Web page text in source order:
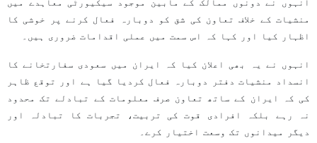
انہوں نے دونوں ممالک کے مابین موجود سیکیورٹی معاہدے میں
منشیات کے خلاف تعاون کی شق کو دوبارہ فعال کرنے پر خوشی کا
اظہار کیا اور کہا کہ اس سمت میں عملی اقدامات ضروری ہیں۔
انہوں نے یہ بھی اعلان کیا کہ ایران میں سعودی سفارتخانے کا
انسداد منشیات دفتر دوبارہ فعال کردیا گیا ہے اور توقع ظاہر
کی کہ ایران کے ساتھ تعاون صرف معلومات کے تبادلے تک محدود
نہ رہے بلکہ افرادی قوت کی تربیت، تجربات کا تبادلہ اور
دیگر میدانوں تک وسعت اختیار کرے۔